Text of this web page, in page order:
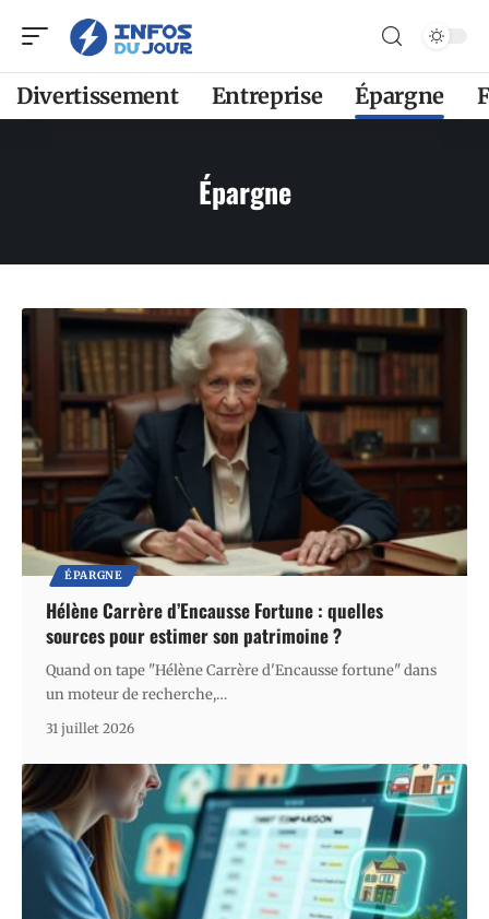
Divertissement Entreprise Épargne
Épargne
ÉPARGNE
Hélène Carrère d’Encausse Fortune : quelles
sources pour estimer son patrimoine ?
Quand on tape "Hélène Carrère d'Encausse fortune" dans
un moteur de recherche,…
31 juillet 2026